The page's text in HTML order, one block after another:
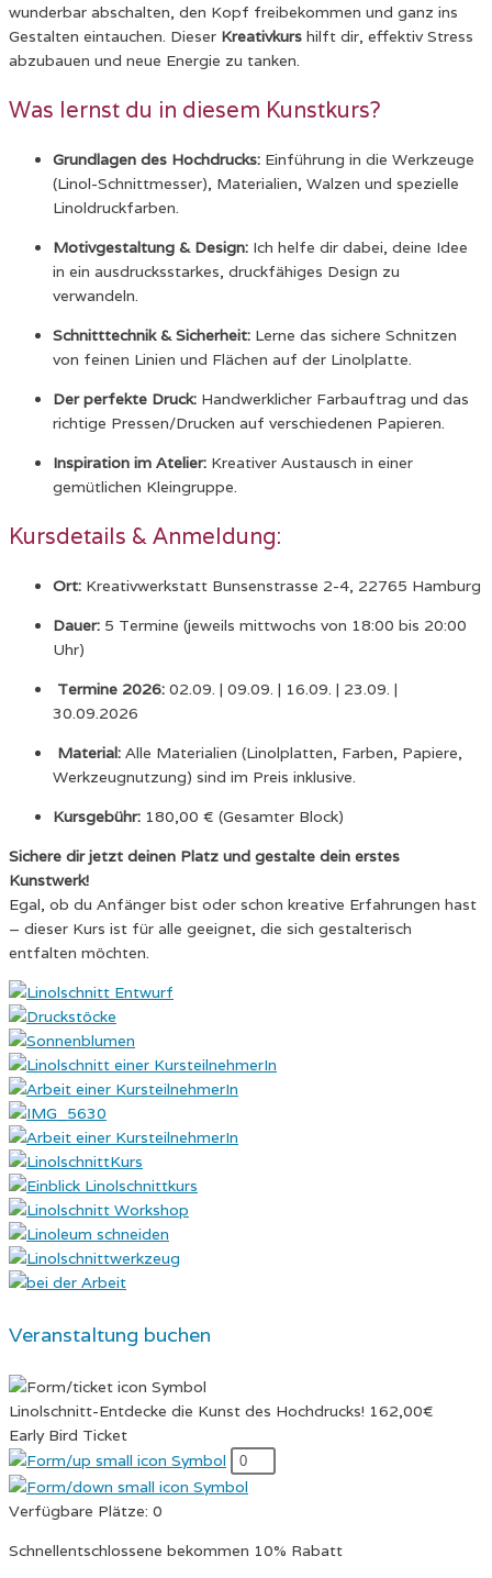
wunderbar abschalten, den Kopf freibekommen und ganz ins
Gestalten eintauchen. Dieser Kreativkurs hilft dir, effektiv Stress
abzubauen und neue Energie zu tanken.
Was lernst du in diesem Kunstkurs?
Grundlagen des Hochdrucks: Einführung in die Werkzeuge
(Linol-Schnittmesser), Materialien, Walzen und spezielle
Linoldruckfarben.
Motivgestaltung & Design: Ich helfe dir dabei, deine Idee
in ein ausdrucksstarkes, druckfähiges Design zu
verwandeln.
Schnitttechnik & Sicherheit: Lerne das sichere Schnitzen
von feinen Linien und Flächen auf der Linolplatte.
Der perfekte Druck: Handwerklicher Farbauftrag und das
richtige Pressen/Drucken auf verschiedenen Papieren.
Inspiration im Atelier: Kreativer Austausch in einer
gemütlichen Kleingruppe.
Kursdetails & Anmeldung:
Ort: Kreativwerkstatt Bunsenstrasse 2-4, 22765 Hamburg
Dauer: 5 Termine (jeweils mittwochs von 18:00 bis 20:00
Uhr)
Termine 2026: 02.09. | 09.09. | 16.09. | 23.09. |
30.09.2026
Material: Alle Materialien (Linolplatten, Farben, Papiere,
Werkzeugnutzung) sind im Preis inklusive.
Kursgebühr: 180,00 € (Gesamter Block)
Sichere dir jetzt deinen Platz und gestalte dein erstes
Kunstwerk!
Egal, ob du Anfänger bist oder schon kreative Erfahrungen hast
– dieser Kurs ist für alle geeignet, die sich gestalterisch
entfalten möchten.
Veranstaltung buchen
Linolschnitt-Entdecke die Kunst des Hochdrucks! 162,00€
Early Bird Ticket
Verfügbare Plätze: 0
Schnellentschlossene bekommen 10% Rabatt